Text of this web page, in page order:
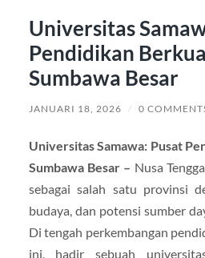
Universitas
Pendidikan
Sumbawa Besar
JANUARI 18, 2026 / 0
Universitas Samawa: Pusat
Sumbawa Besar – Nusa
sebagai salah satu provinsi
budaya, dan potensi sumber
Di tengah perkembangan
ini, hadir sebuah